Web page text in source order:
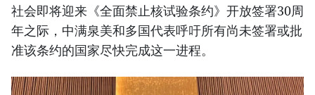
社会即将迎来《全面禁止核试验条约》开放签署30周
年之际，中满泉美和多国代表呼吁所有尚未签署或批
准该条约的国家尽快完成这一进程。